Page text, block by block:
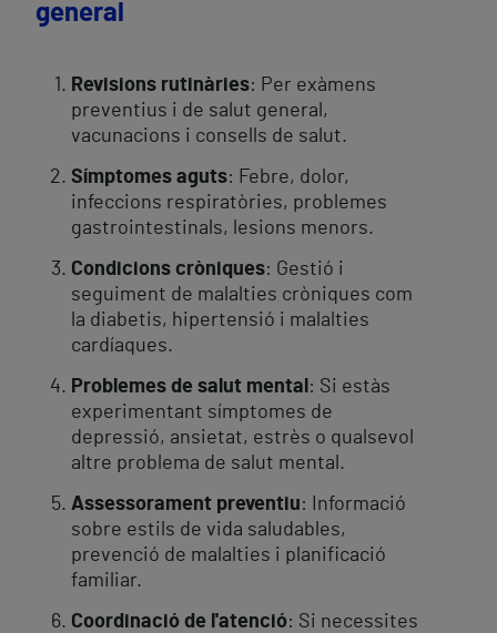
general
Revisions rutinàries: Per exàmens
preventius i de salut general,
vacunacions i consells de salut.
Símptomes aguts: Febre, dolor,
infeccions respiratòries, problemes
gastrointestinals, lesions menors.
Condicions cròniques: Gestió i
seguiment de malalties cròniques com
la diabetis, hipertensió i malalties
cardíaques.
Problemes de salut mental : Si estàs
experimentant símptomes de
depressió, ansietat, estrès o qualsevol
altre problema de salut mental.
Assessorament preventiu: Informació
sobre estils de vida saludables,
prevenció de malalties i planificació
familiar.
Coordinació de l'atenció: Si necessites